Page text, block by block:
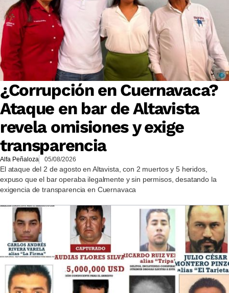
¿Corrupción en Cuernavaca?
Ataque en bar de Altavista
revela omisiones y exige
transparencia
Alfa Peñaloza 05/08/2026
El ataque del 2 de agosto en Altavista, con 2 muertos y 5 heridos,
expuso que el bar operaba ilegalmente y sin permisos, desatando la
exigencia de transparencia en Cuernavaca